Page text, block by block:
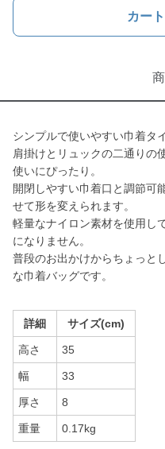
カー
シンプルで使いやすい巾着タ
肩掛けとリュックの二通りの
使いにぴったり。
開閉しやすい巾着口と調節可
せて形を変えられます。
軽量なナイロン素材を使用し
になりません。
普段のお出かけからちょっと
な巾着バッグです。
詳細 サイズ(cm)
高さ 35
幅 33
厚さ 8
重量 0.17kg